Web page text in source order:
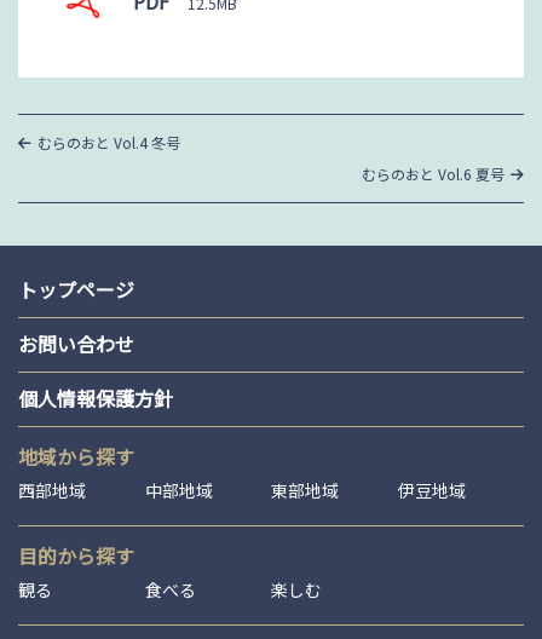
投
ナ
ビ
ゲ
ー
シ
ョ
ン
過
投
むらのおと Vol.4 冬号
次
むらのおと Vol.6 夏号
トップページ
お問い合わせ
個人情報保護方針
地域から探す
西部地域 中部地域 東部地域 伊豆地域
目的から探す
観る 食べる 楽しむ